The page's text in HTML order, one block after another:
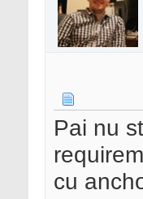
Pai nu
cu